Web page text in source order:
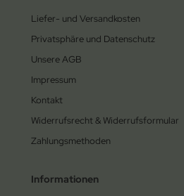
Liefer- und Versandkosten
Privatsphäre und Datenschutz
Unsere AGB
Impressum
Kontakt
Widerrufsrecht & Widerrufsformular
Zahlungsmethoden
Informationen